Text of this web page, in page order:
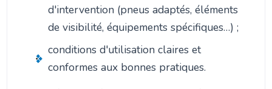
d'intervention (pneus adaptés, éléments
de visibilité, équipements spécifiques…) ;
conditions d'utilisation claires et
conformes aux bonnes pratiques.